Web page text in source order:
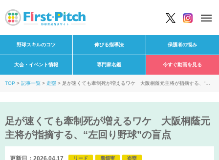
野球スキルのコツ 伸びる指導法 保護者の悩み
大会・イベント情報 専門家名鑑 今すぐ動画を見る
TOP 記事一覧 走塁
足が速くても牽制死が増えるワケ 大阪桐蔭元主将が指摘する、“左
足が速くても牽制死が増えるワケ 大阪桐蔭元
主将が指摘する、“左回り野球”の盲点
更新日：2026.04.17 リード 廣畑実 盗塁